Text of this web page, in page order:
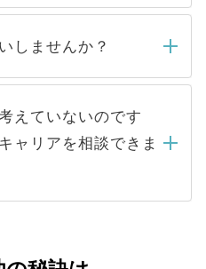
ため 人気のある医療機
と、応募が殺到する場
る条件に合った人材の
依頼するケースが増え
ることは一切ありませ
先から内定をいただい
ありません。内定先へ
リアパートナーが行い
しませんか？
ることはありませんの
。当サイトからの登録
録者様の個人情報は、
ップおよび転職活動の
たします。お預かりし
データはご本人の許可
えていないのです
ャリアを相談できま
医療機関の状況や紹介